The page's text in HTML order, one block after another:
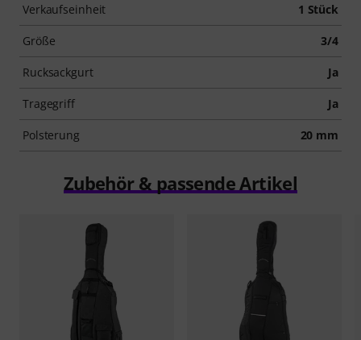
Verkaufseinheit 1 Stück
Größe 3/4
Rucksackgurt Ja
Tragegriff Ja
Polsterung 20 mm
Zubehör & passende Artikel